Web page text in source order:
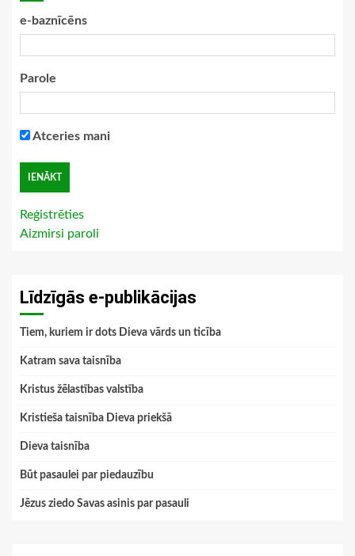
e-baznīcēns
Parole
Atceries mani
Reģistrēties
Aizmirsi paroli
Līdzīgās e-publikācijas
Tiem, kuriem ir dots Dieva vārds un ticība
Katram sava taisnība
Kristus žēlastības valstība
Kristieša taisnība Dieva priekšā
Dieva taisnība
Būt pasaulei par piedauzību
Jēzus ziedo Savas asinis par pasauli